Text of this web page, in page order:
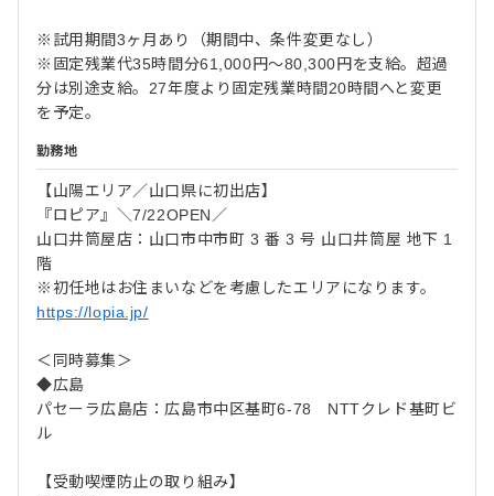
※試用期間3ヶ月あり（期間中、条件変更なし）
※固定残業代35時間分61,000円～80,300円を支給。超過
分は別途支給。27年度より固定残業時間20時間へと変更
を予定。
勤務地
【山陽エリア／山口県に初出店】
『ロピア』＼7/22OPEN／
山口井筒屋店：山口市中市町 3 番 3 号 山口井筒屋 地下 1
階
※初任地はお住まいなどを考慮したエリアになります。
https://lopia.jp/
＜同時募集＞
◆広島
パセーラ広島店：広島市中区基町6-78 NTTクレド基町ビ
ル
【受動喫煙防止の取り組み】